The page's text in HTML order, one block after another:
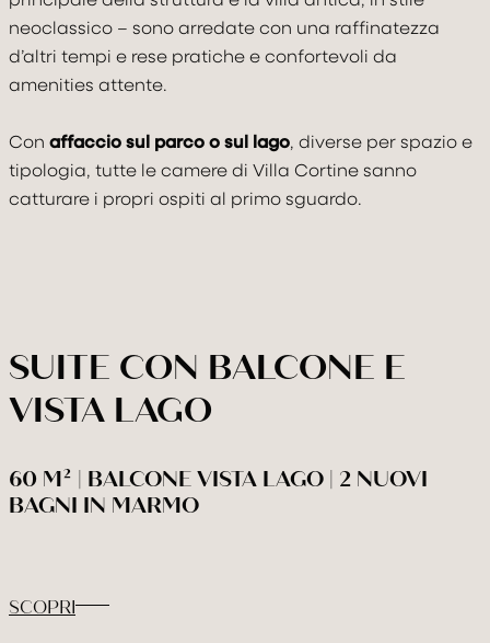
neoclassico – sono arredate con una raffinatezza
d’altri tempi e rese pratiche e confortevoli da
amenities attente.
Con affaccio sul parco o sul lago, diverse per spazio e
tipologia, tutte le camere di Villa Cortine sanno
catturare i propri ospiti al primo sguardo.
SUITE CON BALCONE E
VISTA LAGO
60 M² | BALCONE VISTA LAGO | 2 NUOVI
BAGNI IN MARMO
SCOPRI